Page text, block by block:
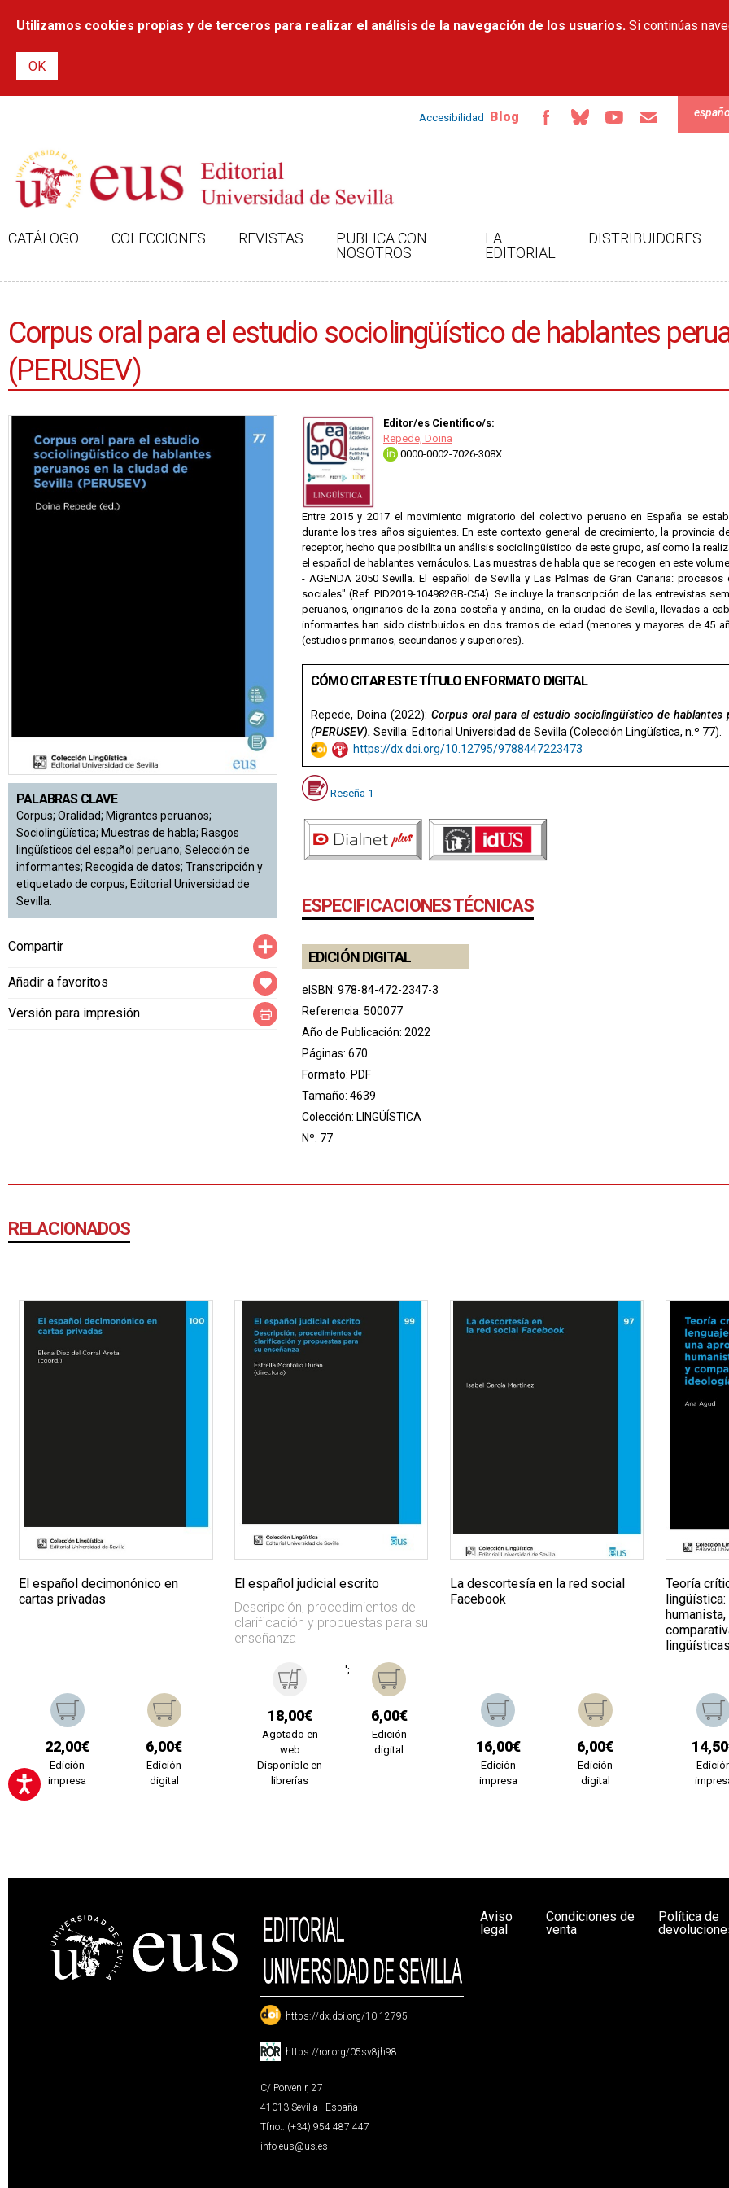
contenido
Utilizamos cookies propias y de terceros para realizar el análisis de la navegación de los usuarios. Si continúas
Accesibilidad Blog
CATÁLOGO COLECCIONES REVISTAS
PUBLICA CON
NOSOTROS
LA
EDITORIAL
DISTRIBUIDORES
Corpus oral para el estudio sociolingüístico de hablantes
(PERUSEV)
PALABRAS CLAVE
Corpus; Oralidad; Migrantes peruanos;
Sociolingüística; Muestras de habla; Rasgos
lingüísticos del español peruano; Selección de
informantes; Recogida de datos; Transcripción y
etiquetado de corpus; Editorial Universidad de
Sevilla.
Compartir Compartir
Añadir a favoritos
Versión para impresión
Editor/es Cientifico/s:
Repede, Doina
0000-0002-7026-308X
Entre 2015 y 2017 el movimiento migratorio del colectivo peruano en España se
durante los tres años siguientes. En este contexto general de crecimiento, la provincia
receptor, hecho que posibilita un análisis sociolingüístico de este grupo, así como la
el español de hablantes vernáculos. Las muestras de habla que se recogen en este
- AGENDA 2050 Sevilla. El español de Sevilla y Las Palmas de Gran Canaria:
sociales" (Ref. PID2019-104982GB-C54). Se incluye la transcripción de las entrevistas
peruanos, originarios de la zona costeña y andina, en la ciudad de Sevilla, llevadas a
informantes han sido distribuidos en dos tramos de edad (menores y mayores de 45
(estudios primarios, secundarios y superiores).
CÓMO CITAR ESTE TÍTULO EN FORMATO DIGITAL
Repede, Doina (2022): Corpus oral para el estudio sociolingüístico de hablantes
(PERUSEV). Sevilla: Editorial Universidad de Sevilla (Colección Lingüística, n.º 77).
https://dx.doi.org/10.12795/9788447223473
Reseña 1
ESPECIFICACIONES TÉCNICAS
EDICIÓN DIGITAL
eISBN: 978-84-472-2347-3
Referencia: 500077
Año de Publicación: 2022
Páginas: 670
Formato: PDF
Tamaño: 4639
Colección: LINGÜÍSTICA
Nº: 77
RELACIONADOS
El español decimonónico en
cartas privadas
22,00€
Edición
impresa
6,00€
Edición
digital
El español judicial escrito
Descripción, procedimientos de
clarificación y propuestas para su
enseñanza
18,00€
Agotado en
web
Disponible en
librerías
';
6,00€
Edición
digital
La descortesía en la red social
Facebook
16,00€
Edición
impresa
6,00€
Edición
digital
Teoría
lingüística:
lingüísticas
: https://dx.doi.org/10.12795
: https://ror.org/05sv8jh98
C/ Porvenir, 27
41013 Sevilla · España
Tfno.: (+34) 954 487 447
info-eus@us.es
Aviso
legal
Condiciones de
venta
Política de